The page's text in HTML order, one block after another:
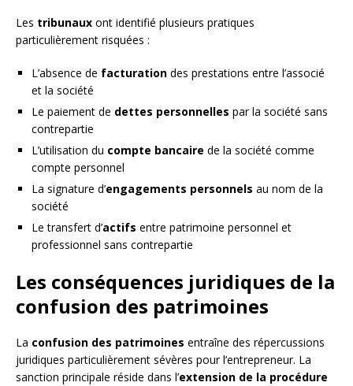
Les tribunaux ont identifié plusieurs pratiques
particulièrement risquées :
L’absence de facturation des prestations entre l’associé
et la société
Le paiement de dettes personnelles par la société sans
contrepartie
L’utilisation du compte bancaire de la société comme
compte personnel
La signature d’engagements personnels au nom de la
société
Le transfert d’actifs entre patrimoine personnel et
professionnel sans contrepartie
Les conséquences juridiques de la
confusion des patrimoines
La confusion des patrimoines entraîne des répercussions
juridiques particulièrement sévères pour l’entrepreneur. La
sanction principale réside dans l’extension de la procédure